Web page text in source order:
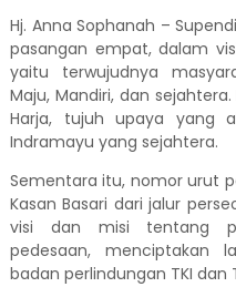
Hj. Anna Sophanah –
pasangan empat, dalam
yaitu terwujudnya
Maju, Mandiri, dan
Harja, tujuh upaya yang
Indramayu yang sejahtera.
Sementara itu, nomor urut
Kasan Basari dari jalur
visi dan misi tentang
pedesaan, menciptakan
badan perlindungan TKI dan